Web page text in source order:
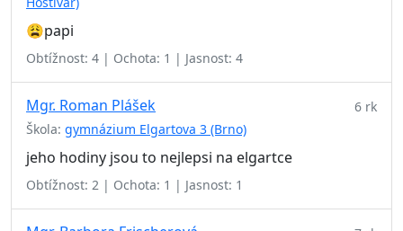
😩papi
Obtížnost: 4 | Ochota: 1 | Jasnost: 4
Mgr. Roman Plášek
Škola: gymnázium Elgartova 3 (Brno)
6 rk
jeho hodiny jsou to nejlepsi na elgartce
Obtížnost: 2 | Ochota: 1 | Jasnost: 1